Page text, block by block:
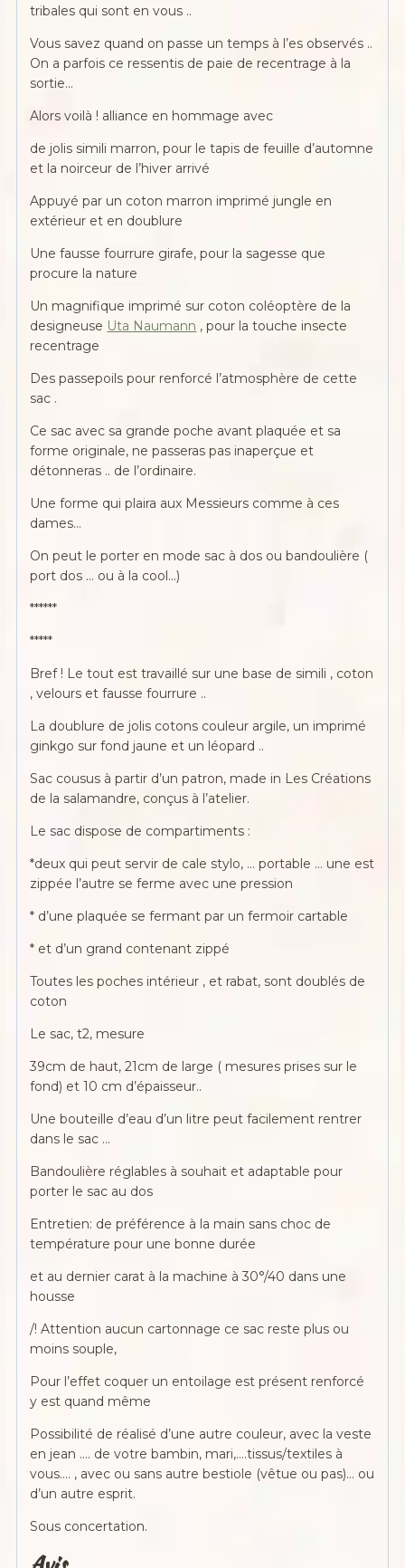
tribales qui sont en vous ..
Vous savez quand on passe un temps à l’es observés ..
On a parfois ce ressentis de paie de recentrage à la
sortie…
Alors voilà ! alliance en hommage avec
de jolis simili marron, pour le tapis de feuille d’automne
et la noirceur de l’hiver arrivé
Appuyé par un coton marron imprimé jungle en
extérieur et en doublure
Une fausse fourrure girafe, pour la sagesse que
procure la nature
Un magnifique imprimé sur coton coléoptère de la
designeuse Uta Naumann , pour la touche insecte
recentrage
Des passepoils pour renforcé l’atmosphère de cette
sac .
Ce sac avec sa grande poche avant plaquée et sa
forme originale, ne passeras pas inaperçue et
détonneras .. de l’ordinaire.
Une forme qui plaira aux Messieurs comme à ces
dames…
On peut le porter en mode sac à dos ou bandoulière (
port dos … ou à la cool…)
******
*****
Bref ! Le tout est travaillé sur une base de simili , coton
, velours et fausse fourrure ..
La doublure de jolis cotons couleur argile, un imprimé
ginkgo sur fond jaune et un léopard ..
Sac cousus à partir d’un patron, made in Les Créations
de la salamandre, conçus à l’atelier.
Le sac dispose de compartiments :
*deux qui peut servir de cale stylo, … portable … une est
zippée l’autre se ferme avec une pression
* d’une plaquée se fermant par un fermoir cartable
* et d’un grand contenant zippé
Toutes les poches intérieur , et rabat, sont doublés de
coton
Le sac, t2, mesure
39cm de haut, 21cm de large ( mesures prises sur le
fond) et 10 cm d’épaisseur..
Une bouteille d’eau d’un litre peut facilement rentrer
dans le sac …
Bandoulière réglables à souhait et adaptable pour
porter le sac au dos
Entretien: de préférence à la main sans choc de
température pour une bonne durée
et au dernier carat à la machine à 30°/40 dans une
housse
/! Attention aucun cartonnage ce sac reste plus ou
moins souple,
Pour l’effet coquer un entoilage est présent renforcé
y est quand même
Possibilité de réalisé d’une autre couleur, avec la veste
en jean …. de votre bambin, mari,….tissus/textiles à
vous…. , avec ou sans autre bestiole (vêtue ou pas)… ou
d’un autre esprit.
Sous concertation.